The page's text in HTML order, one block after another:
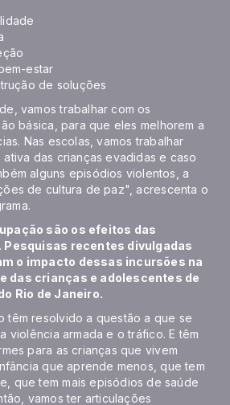
estar
de soluções
vamos trabalhar com os
básica, para que eles melhorem a
Nas escolas, vamos trabalhar
das crianças evadidas e caso
alguns episódios violentos, a
de cultura de paz", acrescenta o
são os efeitos das
recentes divulgadas
o impacto dessas incursões na
das crianças e adolescentes de
Rio de Janeiro.
têm resolvido a questão a que se
violência armada e o tráfico. E têm
para as crianças que vivem
que aprende menos, que tem
que tem mais episódios de saúde
vamos ter articulações